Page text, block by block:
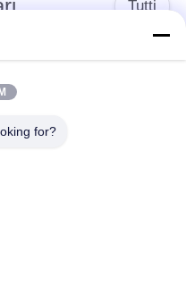
Tutti
Materiale della carta
del PVC
for?